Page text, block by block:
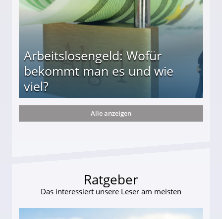
Arbeitslosengeld: Wofür
bekommt man es und wie
viel?
und wie viel?
Alle anzeigen
Ratgeber
Das interessiert unsere Leser am meisten